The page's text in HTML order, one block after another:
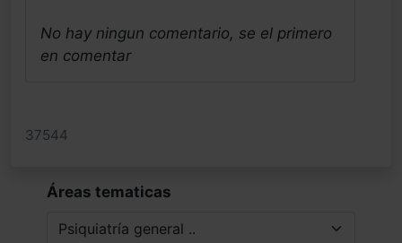
No hay ningun comentario, se el primero
en comentar
37544
Áreas tematicas